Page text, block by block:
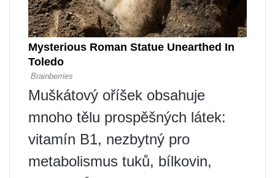
Muškátový oříšek obsahuje
mnoho tělu prospěšných látek:
vitamín B1, nezbytný pro
metabolismus tuků, bílkovin,